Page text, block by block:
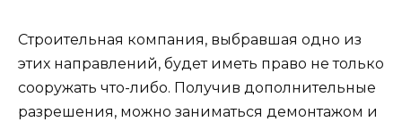
Строительная компания, выбравшая одно из
этих направлений, будет иметь право не только
сооружать что-либо. Получив дополнительные
разрешения, можно заниматься демонтажом и